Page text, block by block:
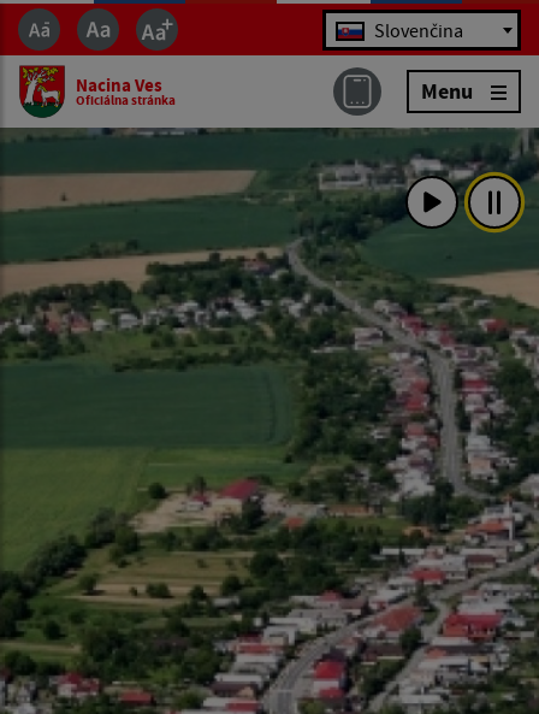
Jazyk Slovenčina
Nacina Ves
Oficiálna stránka Menu